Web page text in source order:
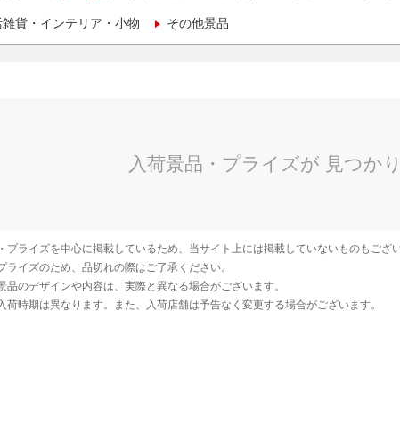
貨・インテリア・小物 その他景品